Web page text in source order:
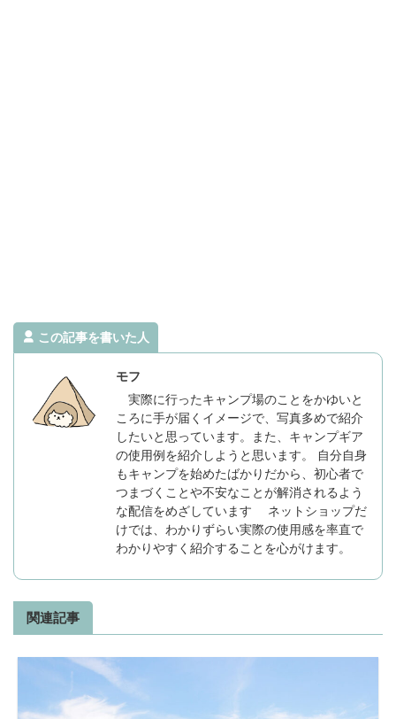
この記事を書いた人
モフ
実際に行ったキャンプ場のことをかゆいと
ころに手が届くイメージで、写真多めで紹介
したいと思っています。また、キャンプギア
の使用例を紹介しようと思います。 自分自身
もキャンプを始めたばかりだから、初心者で
つまづくことや不安なことが解消されるよう
な配信をめざしています ネットショップだ
けでは、わかりずらい実際の使用感を率直で
わかりやすく紹介することを心がけます。
関連記事